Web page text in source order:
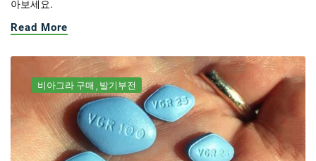
아보세요.
Read More
비아그라 구매 발기부전